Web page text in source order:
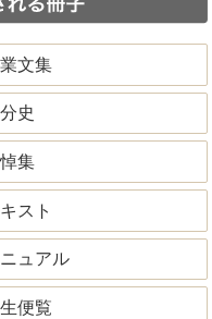
文集
史
集
スト
ュアル
便覧